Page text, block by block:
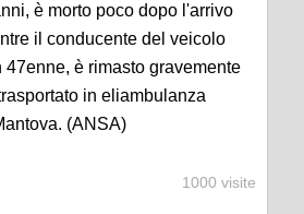
è morto poco dopo l'arrivo
il conducente del veicolo
47enne, è rimasto gravemente
in eliambulanza
(ANSA)
1000 visite